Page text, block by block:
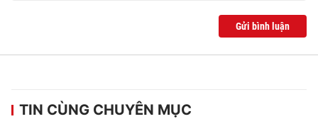
024.38 355 931 - 024.38 355 932
Ðiện thoại Thời báo VTV:024.66 897 897
Gửi bình luận
TIN CÙNG CHUYÊN MỤC